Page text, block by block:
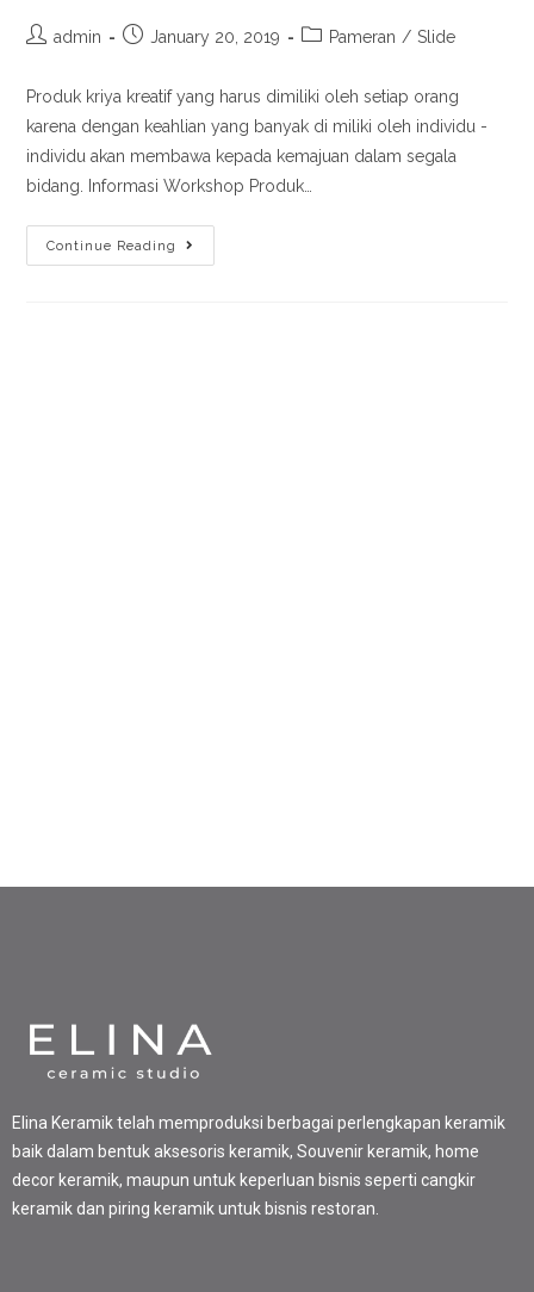
admin January 20, 2019 Pameran / Slide
Produk kriya kreatif yang harus dimiliki oleh setiap orang
karena dengan keahlian yang banyak di miliki oleh individu -
individu akan membawa kepada kemajuan dalam segala
bidang. Informasi Workshop Produk…
Continue Reading
Elina Keramik telah memproduksi berbagai perlengkapan keramik
baik dalam bentuk aksesoris keramik, Souvenir keramik, home
decor keramik, maupun untuk keperluan bisnis seperti cangkir
keramik dan piring keramik untuk bisnis restoran.